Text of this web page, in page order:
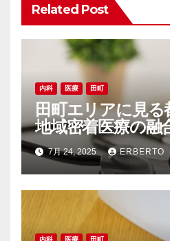
ョ
ン
Related Post
内科 医療 田町
田町エリアに見る
地域密着医療の融
い健康環境
7月 24, 2025 ERBERTO
内科 医療 田町